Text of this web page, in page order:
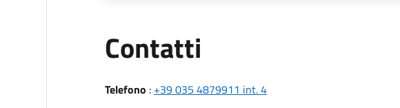
Contatti
Telefono : +39 035 4879911 int. 4